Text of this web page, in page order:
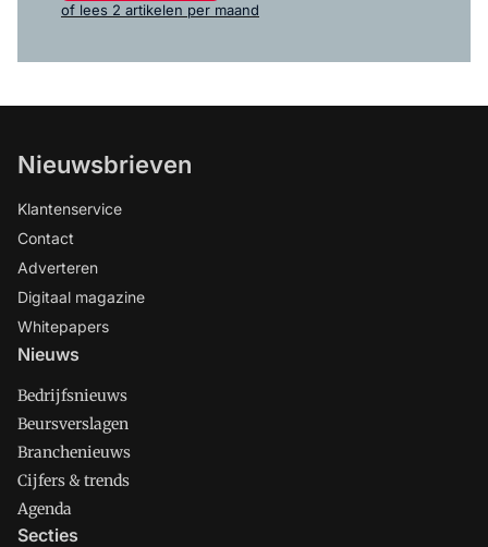
of lees 2 artikelen per maand
Nieuwsbrieven
Klantenservice
Contact
Adverteren
Digitaal magazine
Whitepapers
Nieuws
Bedrijfsnieuws
Beursverslagen
Branchenieuws
Cijfers & trends
Agenda
Secties